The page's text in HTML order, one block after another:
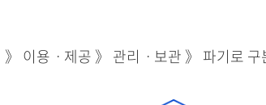
이용ㆍ제공 》 관리ㆍ보관 》 파기로